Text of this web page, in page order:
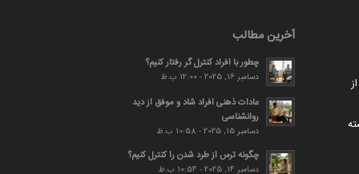
آخرین مطالب
چطور با افراد کنترل گر رفتار کنیم؟
دسامبر 16, 2025 - 12:00 ب.ظ
عادات ذهنی افراد شاد و موفق از دید
روانشناسی
دسامبر 15, 2025 - 10:58 ب.ظ
چگونه ترس از طرد شدن را کنترل کنیم؟
دسامبر 14, 2025 - 10:54 ب.ظ